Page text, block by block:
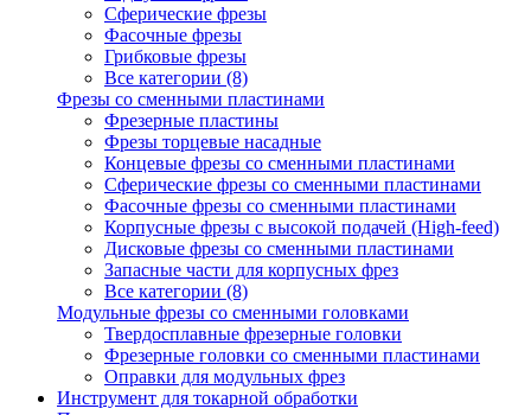
Сферические фрезы
Фасочные фрезы
Грибковые фрезы
Все категории (8)
Фрезы со сменными пластинами
Фрезерные пластины
Фрезы торцевые насадные
Концевые фрезы со сменными пластинами
Сферические фрезы со сменными пластинами
Фасочные фрезы со сменными пластинами
Корпусные фрезы с высокой подачей (High-feed)
Дисковые фрезы со сменными пластинами
Запасные части для корпусных фрез
Все категории (8)
Модульные фрезы со сменными головками
Твердосплавные фрезерные головки
Фрезерные головки со сменными пластинами
Оправки для модульных фрез
Инструмент для токарной обработки